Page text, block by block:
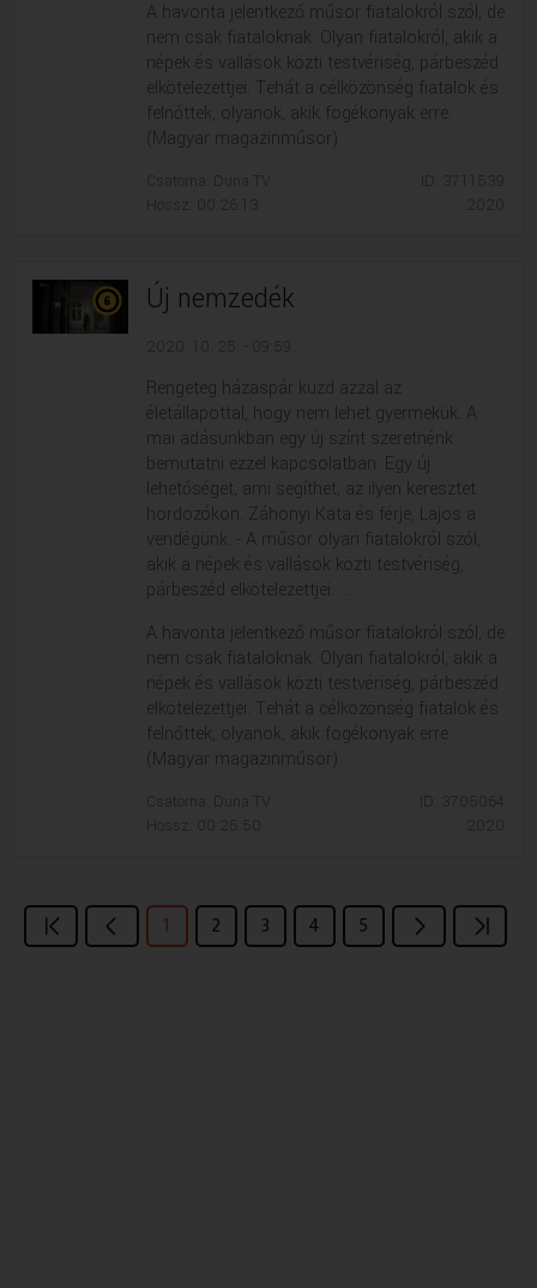
A havonta jelentkező műsor fiatalokról szól, de
nem csak fiataloknak. Olyan fiatalokról, akik a
népek és vallások közti testvériség, párbeszéd
elkötelezettjei. Tehát a célközönség fiatalok és
felnőttek, olyanok, akik fogékonyak erre.
(Magyar magazinműsor)
Csatorna: Duna TV
Hossz: 00:26:13
ID: 3711539
Új nemzedék
Rengeteg házaspár küzd azzal az
életállapottal, hogy nem lehet gyermekük. A
mai adásunkban egy új színt szeretnénk
bemutatni ezzel kapcsolatban. Egy új
lehetőséget, ami segíthet, az ilyen keresztet
hordozókon. Záhonyi Kata és férje, Lajos a
vendégünk. - A műsor olyan fiatalokról szól,
akik a népek és vallások közti testvériség,
párbeszéd elkötelezettjei. ...
A havonta jelentkező műsor fiatalokról szól, de
nem csak fiataloknak. Olyan fiatalokról, akik a
népek és vallások közti testvériség, párbeszéd
elkötelezettjei. Tehát a célközönség fiatalok és
felnőttek, olyanok, akik fogékonyak erre.
(Magyar magazinműsor)
Csatorna: Duna TV
Hossz: 00:25:50
ID: 3705064
1 2 3 4 5